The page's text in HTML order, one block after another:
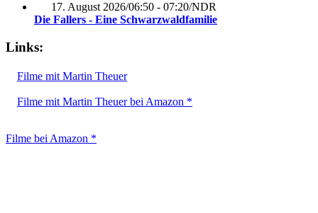
17. August 2026/06:50 - 07:20/NDR
Die Fallers - Eine Schwarzwaldfamilie
Links:
Filme mit Martin Theuer
Filme mit Martin Theuer bei Amazon *
Filme bei Amazon *